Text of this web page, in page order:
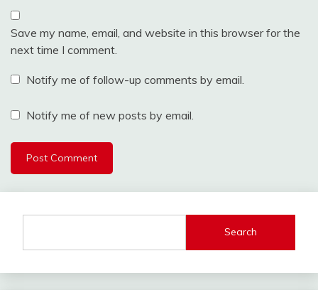
Save my name, email, and website in this browser for the
next time I comment.
Notify me of follow-up comments by email.
Notify me of new posts by email.
Search